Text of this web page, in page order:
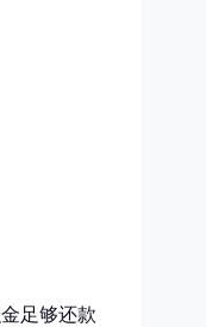
足够还款